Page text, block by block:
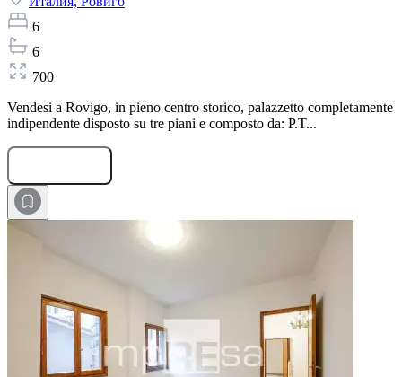
6
6
700
Vendesi a Rovigo, in pieno centro storico, palazzetto completamente
indipendente disposto su tre piani e composto da: P.T...